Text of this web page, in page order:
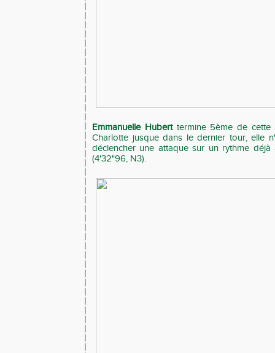
Emmanuelle Hubert termine 5ème de
Charlotte jusque dans le dernier tour, elle
déclencher une attaque sur un rythme
(4'32"96, N3).